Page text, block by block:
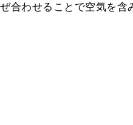
ぜ合わせることで空気を含